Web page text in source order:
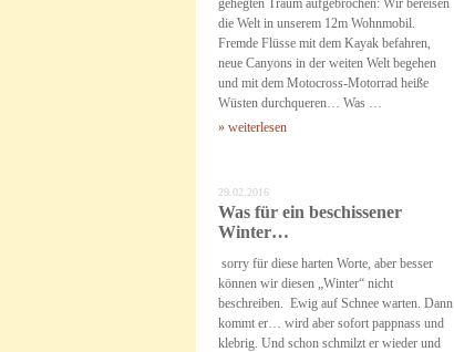
gehegten Traum aufgebrochen: Wir bereisen
die Welt in unserem 12m Wohnmobil.
Fremde Flüsse mit dem Kayak befahren,
neue Canyons in der weiten Welt begehen
und mit dem Motocross-Motorrad heiße
Wüsten durchqueren… Was …
» weiterlesen
29.02.2016
Was für ein beschissener
Winter…
sorry für diese harten Worte, aber besser
können wir diesen „Winter“ nicht
beschreiben. Ewig auf Schnee warten. Dann
kommt er… wird aber sofort pappnass und
klebrig. Und schon schmilzt er wieder und